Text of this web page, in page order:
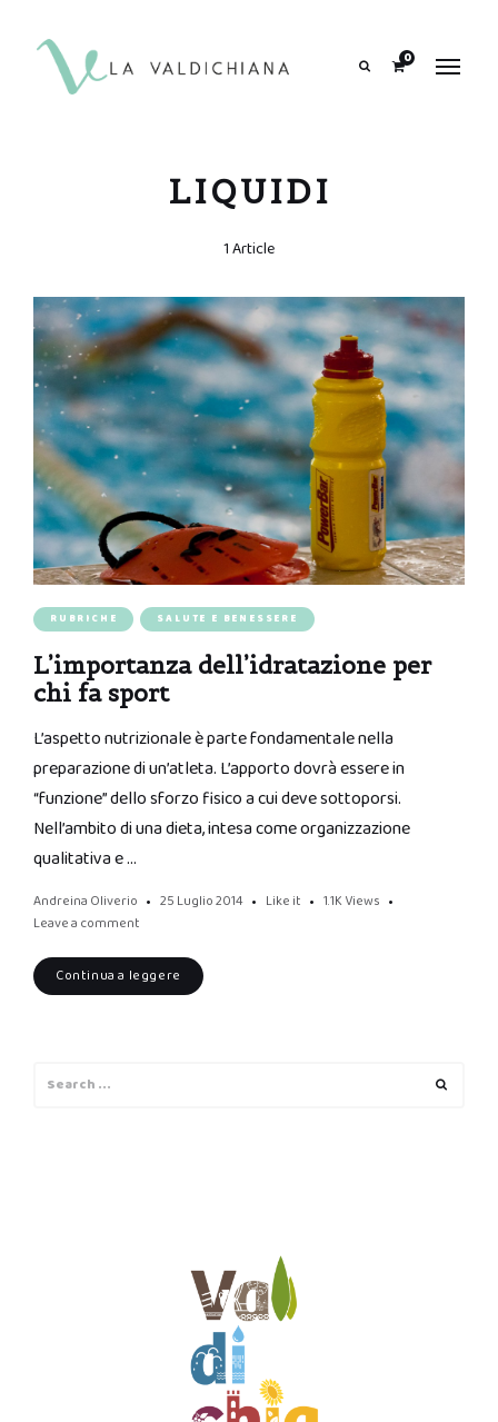
0
LIQUIDI
1 Article
RUBRICHE SALUTE E BENESSERE
L’importanza dell’idratazione per
chi fa sport
L’aspetto nutrizionale è parte fondamentale nella
preparazione di un’atleta. L’apporto dovrà essere in
“funzione” dello sforzo fisico a cui deve sottoporsi.
Nell’ambito di una dieta, intesa come organizzazione
qualitativa e …
Andreina Oliverio 25 Luglio 2014 Like it 1.1K Views
Leave a comment
Continua a leggere
for: